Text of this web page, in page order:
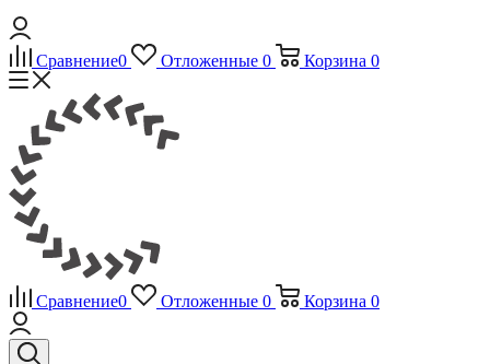
Сравнение0 Отложенные 0 Корзина 0
Сравнение0 Отложенные 0 Корзина 0